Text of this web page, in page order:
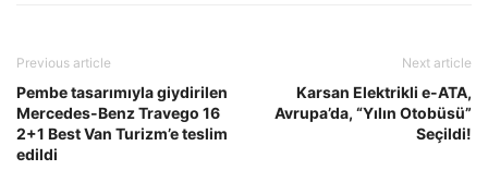
Previous article
Pembe tasarımıyla giydirilen
Mercedes-Benz Travego 16
2+1 Best Van Turizm’e teslim
edildi
Next article
Karsan Elektrikli e-ATA,
Avrupa’da, “Yılın Otobüsü”
Seçildi!